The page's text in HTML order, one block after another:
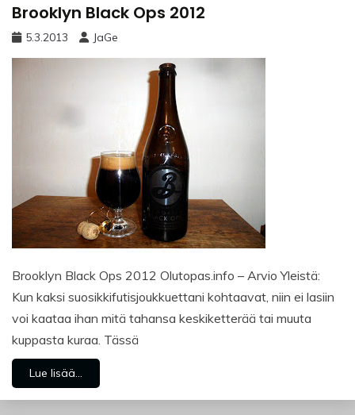
Brooklyn Black Ops 2012
5.3.2013 JaGe
Brooklyn Black Ops 2012 Olutopas.info – Arvio Yleistä:
Kun kaksi suosikkifutisjoukkuettani kohtaavat, niin ei lasiin
voi kaataa ihan mitä tahansa keskiketterää tai muuta
kuppasta kuraa. Tässä
Lue lisää...